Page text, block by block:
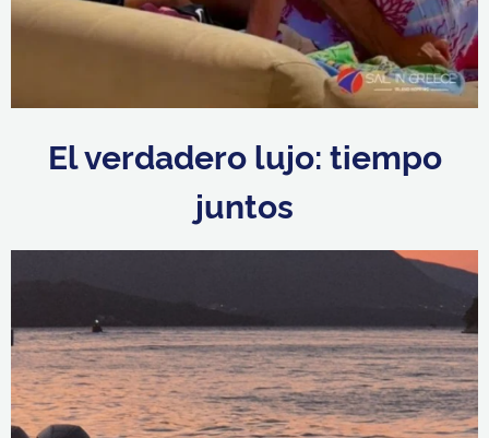
El verdadero lujo: tiempo
juntos